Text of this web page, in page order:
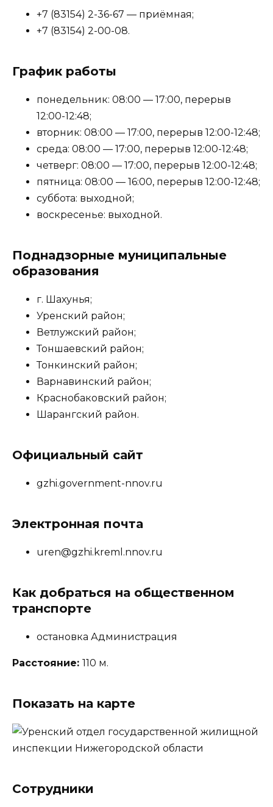
+7 (83154) 2-36-67 — приёмная;
+7 (83154) 2-00-08.
График работы
понедельник: 08:00 — 17:00, перерыв
12:00-12:48;
вторник: 08:00 — 17:00, перерыв 12:00-12:48;
среда: 08:00 — 17:00, перерыв 12:00-12:48;
четверг: 08:00 — 17:00, перерыв 12:00-12:48;
пятница: 08:00 — 16:00, перерыв 12:00-12:48;
суббота: выходной;
воскресенье: выходной.
Поднадзорные муниципальные
образования
г. Шахунья;
Уренский район;
Ветлужский район;
Тоншаевский район;
Тонкинский район;
Варнавинский район;
Краснобаковский район;
Шарангский район.
Официальный сайт
gzhi.government-nnov.ru
Электронная почта
uren@gzhi.kreml.nnov.ru
Как добраться на общественном
транспорте
остановка Администрация
Расстояние: 110 м.
Показать на карте
Сотрудники